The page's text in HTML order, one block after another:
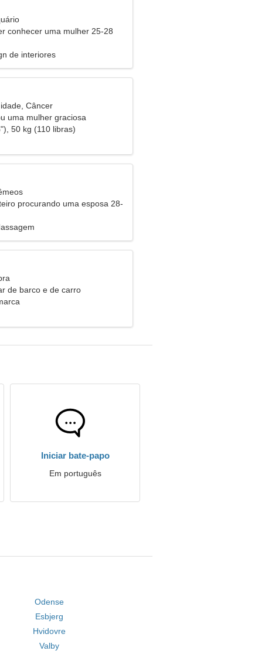
conhecer uma mulher 25-28
de interiores
Câncer
uma mulher graciosa
50 kg (110 libras)
procurando uma esposa 28-
de barco e de carro
Iniciar bate-papo
Em português
Odense
Esbjerg
Hvidovre
Valby